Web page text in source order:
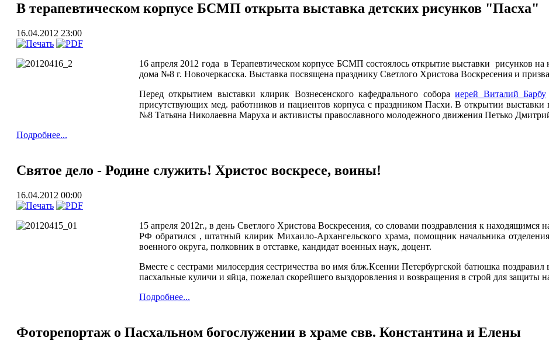
В терапевтическом корпусе БСМП открыта выставка детских рисунков "Пасха"
16.04.2012 23:00
16 апреля 2012 года в Терапевтическом корпусе БСМП состоялось открытие выставки рисунков на
дома №8 г. Новочеркасска. Выставка посвящена празднику Светлого Христова Воскресения и
Перед открытием выставки клирик Вознесенского кафедрального собораиерей Виталий Барбу
присутствующих мед. работников и пациентов корпуса с праздником Пасхи. В открытии выставки
№8 Татьяна Николаевна Маруха и активисты православного молодежного движения Петько
Подробнее...
Святое дело - Родине служить! Христос воскресе, воины!
16.04.2012 00:00
15 апреля 2012г., в день Светлого Христова Воскресения, со словами поздравления к
РФ обратился , штатный клирик Михаило-Архангельского храма, помощник начальника
военного округа, полковник в отставке, кандидат военных наук, доцент.
Вместе с сестрами милосердия сестричества во имя блж.Ксении Петербургской батюшка
пасхальные куличи и яйца, пожелал скорейшего выздоровления и возвращения в строй для защиты
Подробнее...
Фоторепортаж о Пасхальном богослужении в храме свв. Константина и Елены